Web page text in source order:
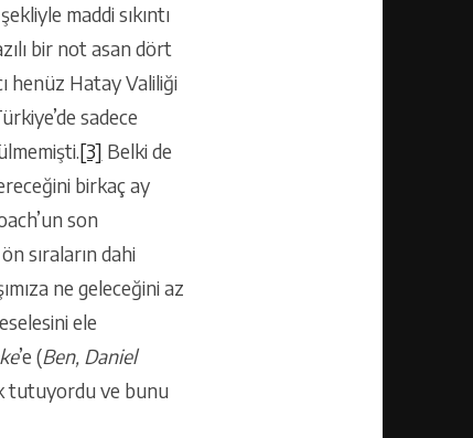
maddi sıkıntı
bir not asan dört
henüz Hatay Valiliği
sadece
[3] Belki de
birkaç ay
son
sıraların dahi
ne geleceğini az
ele
’e (Ben, Daniel
tutuyordu ve bunu